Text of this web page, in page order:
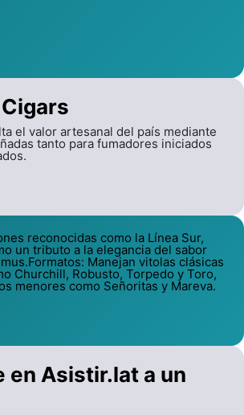
el valor artesanal del país mediante
tanto para fumadores iniciados
reconocidas como la Línea Sur,
un tributo a la elegancia del sabor
Manejan vitolas clásicas
Churchill, Robusto, Torpedo y Toro,
menores como Señoritas y Mareva.
en Asistir.lat a un